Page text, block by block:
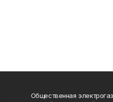
Общественная